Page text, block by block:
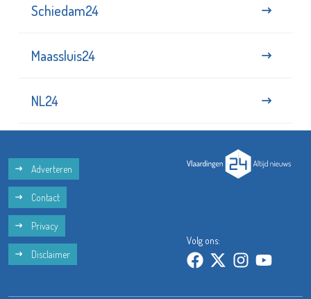
Schiedam24
Maassluis24
NL24
Adverteren
Contact
Privacy
Disclaimer
Volg ons: